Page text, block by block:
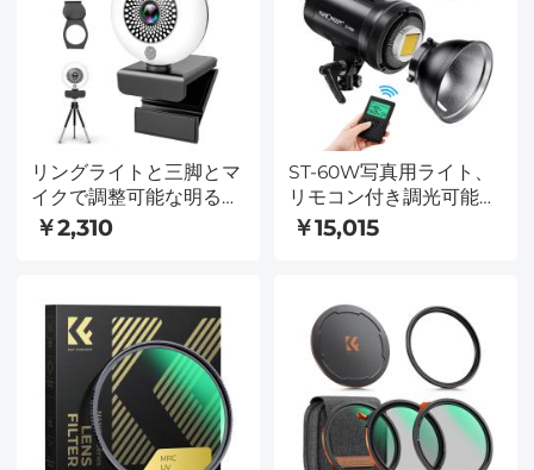
リングライトと三脚とマ
イクで調整可能な明るさ
を備えたオートフォーカ
スウェブカメラ、PCビ
ーウェブカメラ、ラップ
トップ
￥2,310
ST-60W写真用ライト、
リモコン付き調光可能連
続照明、ビデオ録画、結
婚式、屋外写真用のボー
￥15,015